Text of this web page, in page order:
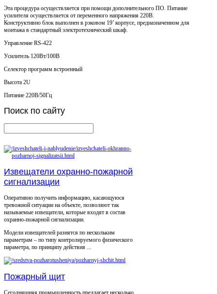
Эта процедура осуществляется при помощи дополнительного ПО. Питание
усилителя осуществляется от переменного напряжения 220В.
Конструктивно блок выполнен в рэковом 19’ корпусе, предназначенном для
монтажа в стандартный электротехнический шкаф.
Управление RS-422
Усилитель 120Вт/100В
Селектор программ встроенный
Высота 2U
Питание 220В/50Гц
Поиск по сайту
Извещатели охранно-пожарной
сигнализации
Оперативно получить информацию, касающуюся
тревожной ситуации на объекте, позволяют так
называемые извещатели, которые входят в состав
охранно-пожарной сигнализации.
Модели извещателей разнятся по нескольким
параметрам – по типу контролируемого физического
параметра, по принципу действия ...
Пожарный щит
Сегодняшняя промышленность предлагает несколько